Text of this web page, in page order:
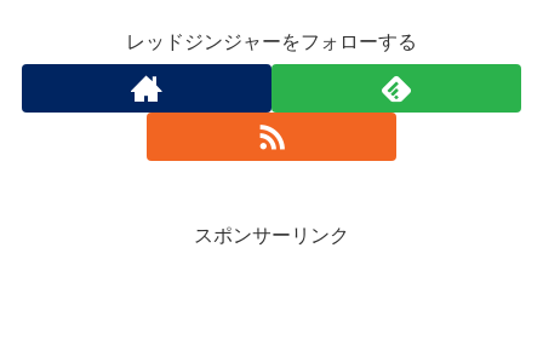
レッドジンジャーをフォローする
スポンサーリンク